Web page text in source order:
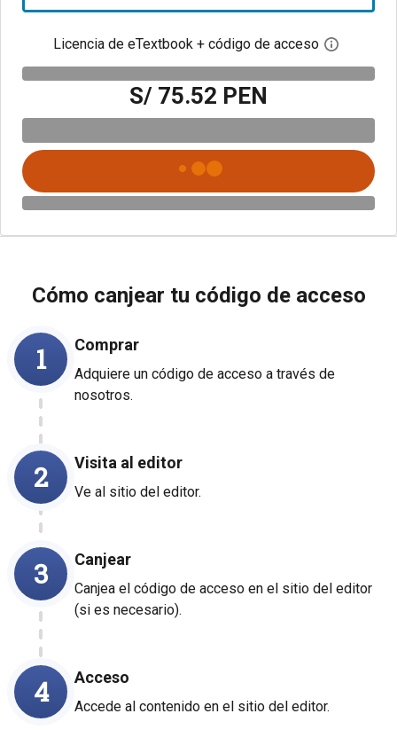
Licencia de eTextbook + código de acceso Abre el
S/ 75.52 PEN
Cómo canjear tu código de acceso
1 Comprar
Adquiere un código de acceso a través de
nosotros.
2 Visita al editor
Ve al sitio del editor.
3 Canjear
Canjea el código de acceso en el sitio del editor
(si es necesario).
4 Acceso
Accede al contenido en el sitio del editor.